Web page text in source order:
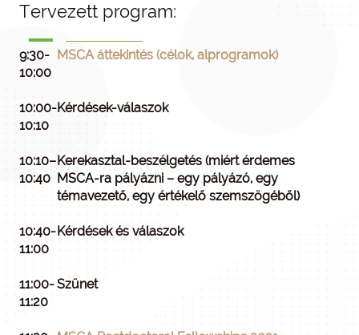
Tervezett program:
9:30-
10:00
MSCA áttekintés (célok, alprogramok)
10:00-
10:10
Kérdések-válaszok
10:10–
10:40
Kerekasztal-beszélgetés (miért érdemes
MSCA-ra pályázni – egy pályázó, egy
témavezető, egy értékelő szemszögéből)
10:40-
11:00
Kérdések és válaszok
11:00-
11:20
Szünet